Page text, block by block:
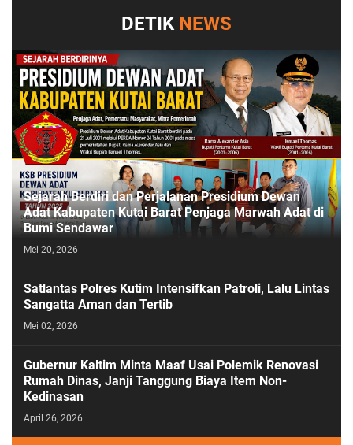
DETIK NEWS
Sejarah Berdiri dan Perjalanan Presidium Dewan
Adat Kabupaten Kutai Barat Penjaga Marwah Adat di
Bumi Sendawar
Mei 20, 2026
Satlantas Polres Kutim Intensifkan Patroli, Lalu Lintas
Sangatta Aman dan Tertib
Mei 02, 2026
Gubernur Kaltim Minta Maaf Usai Polemik Renovasi
Rumah Dinas, Janji Tanggung Biaya Item Non-
Kedinasan
April 26, 2026